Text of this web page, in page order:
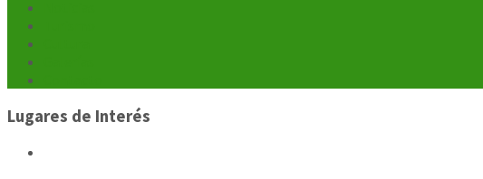
Lugares de Interés